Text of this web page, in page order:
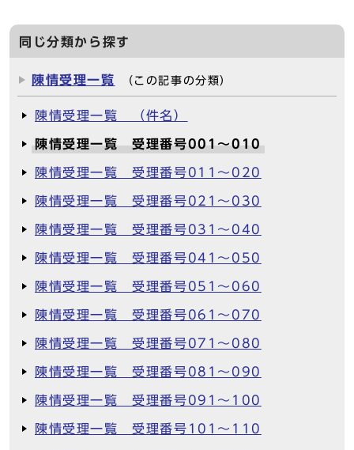
同じ分類から探す
陳情受理一覧 （この記事の分類）
陳情受理一覧 （件名）
陳情受理一覧 受理番号001～010
陳情受理一覧 受理番号011～020
陳情受理一覧 受理番号021～030
陳情受理一覧 受理番号031～040
陳情受理一覧 受理番号041～050
陳情受理一覧 受理番号051～060
陳情受理一覧 受理番号061～070
陳情受理一覧 受理番号071～080
陳情受理一覧 受理番号081～090
陳情受理一覧 受理番号091～100
陳情受理一覧 受理番号101～110